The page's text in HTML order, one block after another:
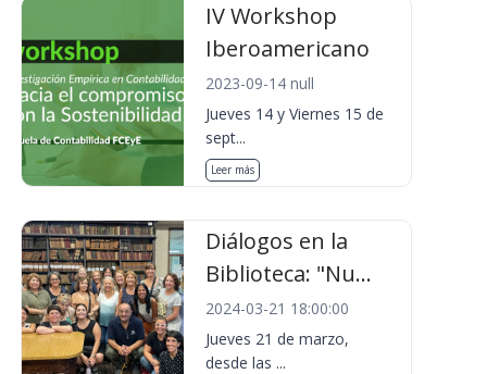
IV Workshop
Iberoamericano
2023-09-14 null
Jueves 14 y Viernes 15 de
sept...
Leer más
Diálogos en la
Biblioteca: "Nu...
2024-03-21 18:00:00
Jueves 21 de marzo,
desde las ...